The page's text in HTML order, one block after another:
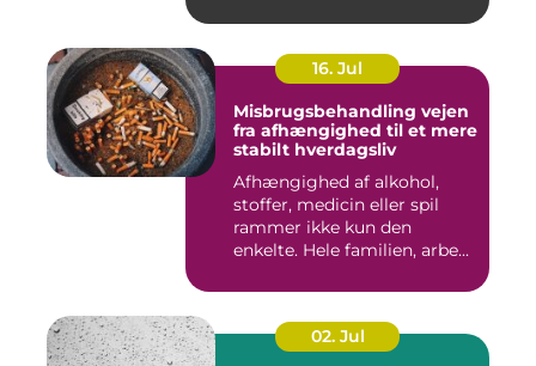
16. Jul
Misbrugsbehandling vejen
fra afhængighed til et mere
stabilt hverdagsliv
Afhængighed af alkohol,
stoffer, medicin eller spil
rammer ikke kun den
enkelte. Hele familien, arbe...
02. Jul